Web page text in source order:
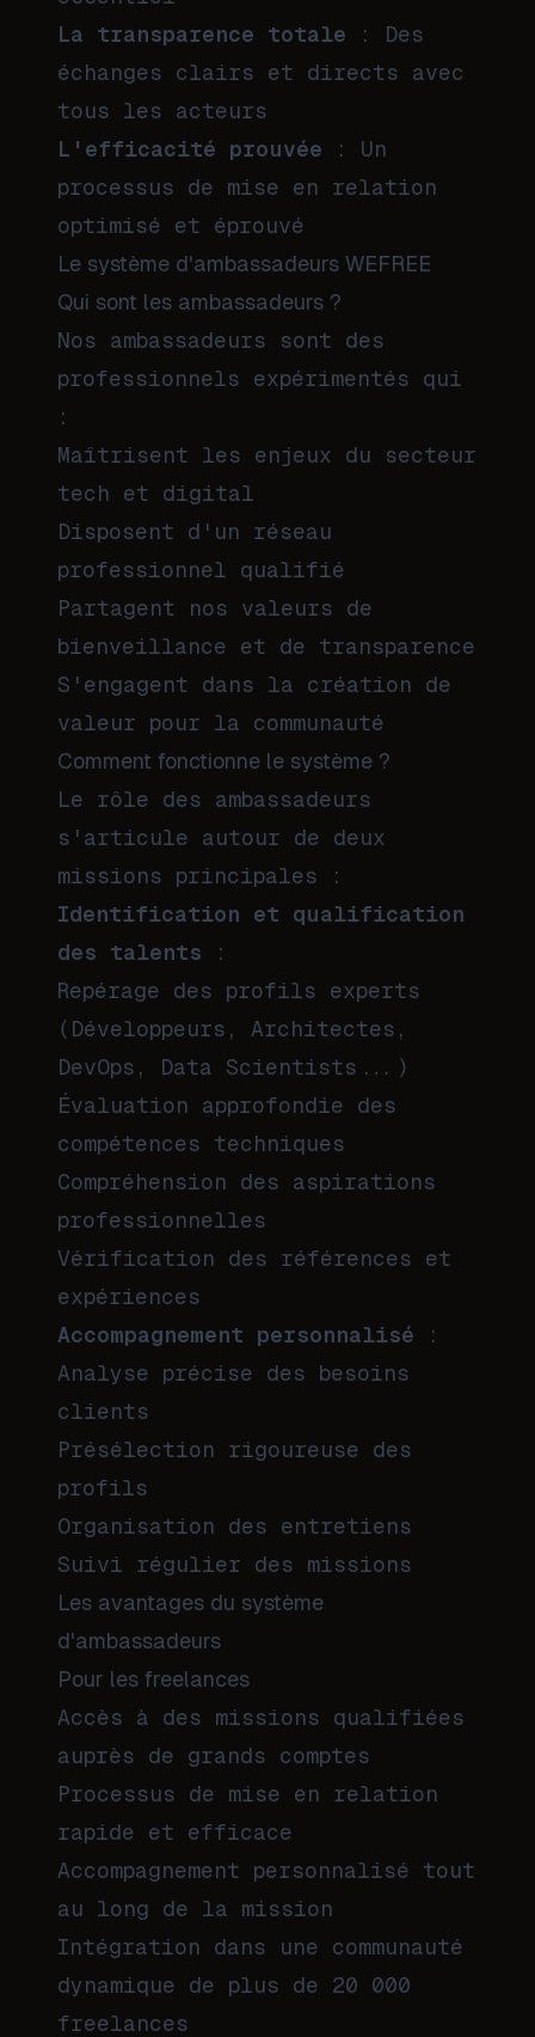
La transparence totale : Des
échanges clairs et directs avec
tous les acteurs
L'efficacité prouvée : Un
processus de mise en relation
optimisé et éprouvé
Le système d'ambassadeurs WEFREE
Qui sont les ambassadeurs ?
Nos ambassadeurs sont des
professionnels expérimentés qui
:
Maîtrisent les enjeux du secteur
tech et digital
Disposent d'un réseau
professionnel qualifié
Partagent nos valeurs de
bienveillance et de transparence
S'engagent dans la création de
valeur pour la communauté
Comment fonctionne le système ?
Le rôle des ambassadeurs
s'articule autour de deux
missions principales :
Identification et qualification
des talents :
Repérage des profils experts
(Développeurs, Architectes,
DevOps, Data Scientists...)
Évaluation approfondie des
compétences techniques
Compréhension des aspirations
professionnelles
Vérification des références et
expériences
Accompagnement personnalisé :
Analyse précise des besoins
clients
Présélection rigoureuse des
profils
Organisation des entretiens
Suivi régulier des missions
Les avantages du système
d'ambassadeurs
Pour les freelances
Accès à des missions qualifiées
auprès de grands comptes
Processus de mise en relation
rapide et efficace
Accompagnement personnalisé tout
au long de la mission
Intégration dans une communauté
dynamique de plus de 20 000
freelances